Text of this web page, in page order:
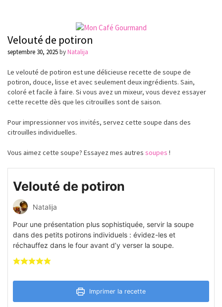
Velouté de potiron
septembre 30, 2025byNatalija
Le velouté de potiron est une délicieuse recette de soupe de
potiron, douce, lisse et avec seulement deux ingrédients. Sain,
coloré et facile à faire. Si vous avez un mixeur, vous devez essayer
cette recette dès que les citrouilles sont de saison.
Pour impressionner vos invités, servez cette soupe dans des
citrouilles individuelles.
Vous aimez cette soupe? Essayez mes autres soupes !
Velouté de potiron
Natalija
Pour une présentation plus sophistiquée, servir la soupe
dans des petits potirons individuels : évidez-les et
réchauffez dans le four avant d’y verser la soupe.
Imprimer la recette